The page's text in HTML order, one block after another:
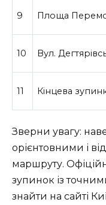
9 Площа
10 Вул.
11 Кінцева
Зверни увагу:
орієнтовними і
маршруту.
зупинок із
знайти на сайті